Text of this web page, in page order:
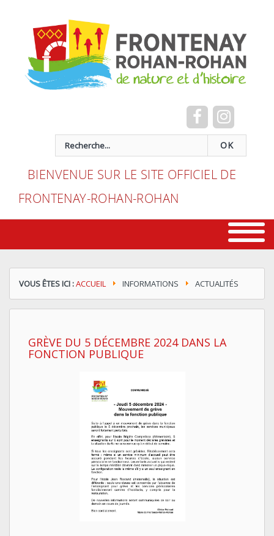
OK
BIENVENUE SUR LE SITE OFFICIEL DE
FRONTENAY-ROHAN-ROHAN
VOUS ÊTES ICI :ACCUEIL INFORMATIONS ACTUALITÉS
GRÈVE DU 5 DÉCEMBRE 2024 DANS LA
FONCTION PUBLIQUE